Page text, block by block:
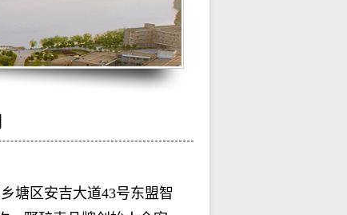
塘区安吉大道43号东盟智